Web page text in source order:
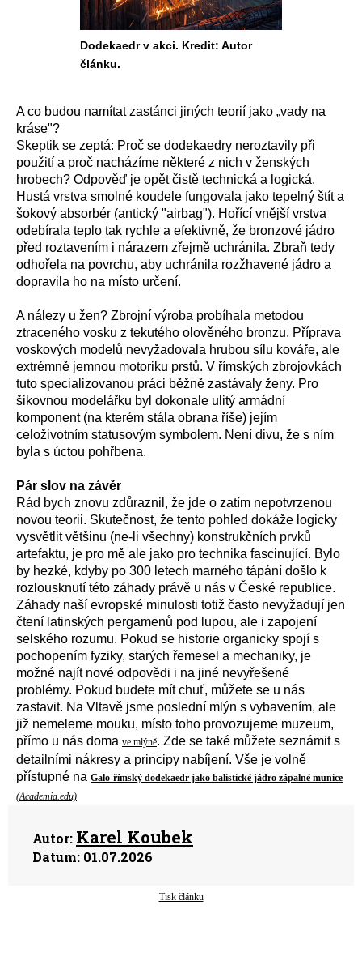
Dodekaedr v akci. Kredit: Autor
článku.
A co budou namítat zastánci jiných teorií jako „vady na
kráse"?
Skeptik se zeptá: Proč se dodekaedry neroztavily při
použití a proč nacházíme některé z nich v ženských
hrobech? Odpověď je opět čistě technická a logická.
Hustá vrstva smolné koudele fungovala jako tepelný štít a
šokový absorbér (antický "airbag"). Hořící vnější vrstva
odebírala teplo tak rychle a efektivně, že bronzové jádro
před roztavením i nárazem zřejmě uchránila. Zbraň tedy
odhořela na povrchu, aby uchránila rozžhavené jádro a
dopravila ho na místo určení.
A nálezy u žen? Zbrojní výroba probíhala metodou
ztraceného vosku z tekutého olověného bronzu. Příprava
voskových modelů nevyžadovala hrubou sílu kováře, ale
extrémně jemnou motoriku prstů. V římských zbrojovkách
tuto specializovanou práci běžně zastávaly ženy. Pro
šikovnou modelářku byl dokonale ulitý armádní
komponent (na kterém stála obrana říše) jejím
celoživotním statusovým symbolem. Není divu, že s ním
byla s úctou pohřbena.
Pár slov na závěr
Rád bych znovu zdůraznil, že jde o zatím nepotvrzenou
novou teorii. Skutečnost, že tento pohled dokáže logicky
vysvětlit většinu (ne-li všechny) konstrukčních prvků
artefaktu, je pro mě ale jako pro technika fascinující. Bylo
by hezké, kdyby po 300 letech marného tápání došlo k
rozlousknutí této záhady právě u nás v České republice.
Záhady naší evropské minulosti totiž často nevyžadují jen
čtení latinských pergamenů pod lupou, ale i zapojení
selského rozumu. Pokud se historie organicky spojí s
pochopením fyziky, starých řemesel a mechaniky, je
možné najít nové odpovědi i na jiné nevyřešené
problémy. Pokud budete mít chuť, můžete se u nás
zastavit. Na Vltavě jsme poslední mlýn s vybavením, ale
již nemeleme mouku, místo toho provozujeme muzeum,
přímo u nás doma ve mlýně. Zde se také můžete seznámit s
detailními nákresy a principy nabíjení. Vše je volně
přístupné na Galo-římský dodekaedr jako balistické jádro zápalné munice
(Academia.edu)
Autor: Karel Koubek
Datum: 01.07.2026
Tisk článku